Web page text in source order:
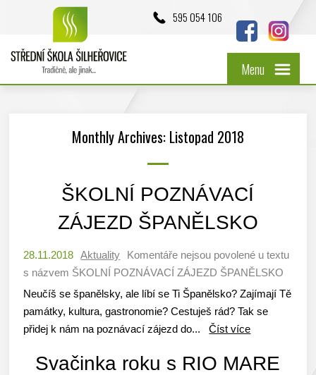
595 054 106
Menu
Monthly Archives: Listopad 2018
ŠKOLNÍ POZNÁVACÍ
ZÁJEZD ŠPANĚLSKO
28.11.2018 Aktuality Komentáře nejsou povolené u textu
s názvem ŠKOLNÍ POZNÁVACÍ ZÁJEZD ŠPANĚLSKO
Neučíš se španělsky, ale líbí se Ti Španělsko? Zajímají Tě
památky, kultura, gastronomie? Cestuješ rád? Tak se
přidej k nám na poznávací zájezd do...Číst více
Svačinka roku s RIO MARE